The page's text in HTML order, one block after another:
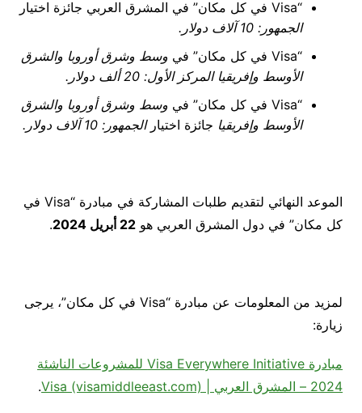
“Visa في كل مكان” في المشرق العربي جائزة اختيار
الجمهور: 10 آلاف دولار.
“Visa في كل مكان” في
وسط وشرق أوروبا والشرق
الأوسط وإفريقيا المركز الأول: 20 ألف دولار.
“Visa في كل مكان” في
وسط وشرق أوروبا والشرق
الأوسط وإفريقيا جائزة اختيارالجمهور: 10 آلاف دولار.
الموعد النهائي لتقديم طلبات المشاركة في مبادرة “Visa في
كل مكان” في دول المشرق العربي هو 22 أبريل 2024 .
لمزيد من المعلومات عن مبادرة “Visa في كل مكان”، يرجى
زيارة:
مبادرة Visa Everywhere Initiative للمشروعات الناشئة
2024 – المشرق العربي | Visa (visamiddleeast.com)
.